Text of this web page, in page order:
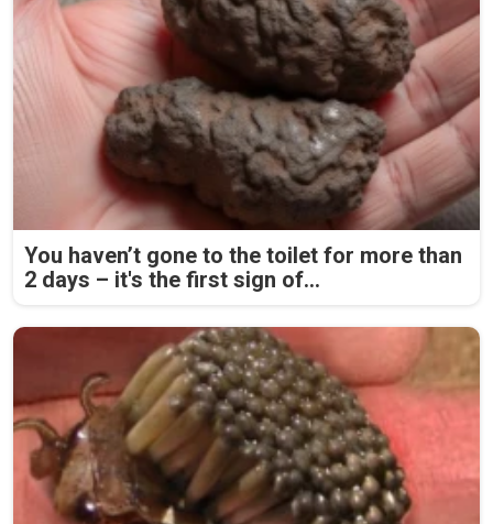
You haven’t gone to the toilet for more than
2 days – it's the first sign of...